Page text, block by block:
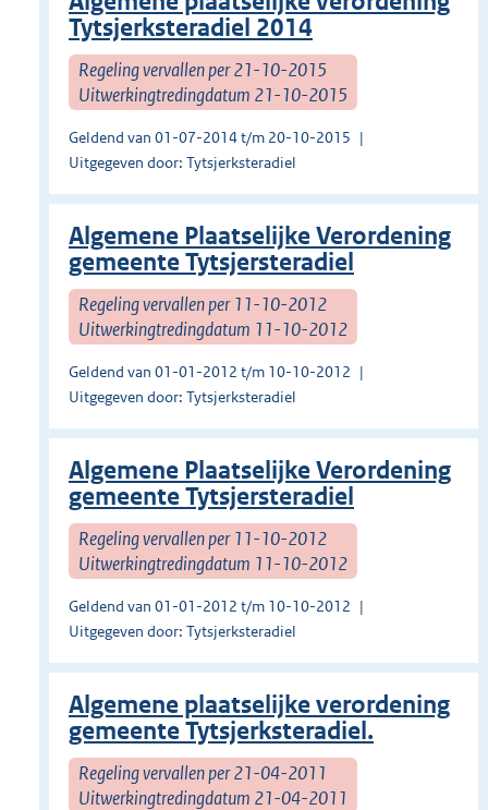
Tytsjerksteradiel 2014
Regeling vervallen per 21-10-2015
Uitwerkingtredingdatum 21-10-2015
Geldend van 01-07-2014 t/m 20-10-2015
Uitgegeven door: Tytsjerksteradiel
Algemene Plaatselijke Verordening
gemeente Tytsjersteradiel
Regeling vervallen per 11-10-2012
Uitwerkingtredingdatum 11-10-2012
Geldend van 01-01-2012 t/m 10-10-2012
Uitgegeven door: Tytsjerksteradiel
Algemene Plaatselijke Verordening
gemeente Tytsjersteradiel
Regeling vervallen per 11-10-2012
Uitwerkingtredingdatum 11-10-2012
Geldend van 01-01-2012 t/m 10-10-2012
Uitgegeven door: Tytsjerksteradiel
Algemene plaatselijke verordening
gemeente Tytsjerksteradiel.
Regeling vervallen per 21-04-2011
Uitwerkingtredingdatum 21-04-2011